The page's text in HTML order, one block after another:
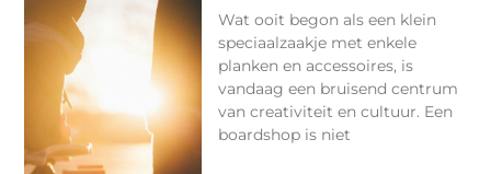
Wat ooit begon als een klein
speciaalzaakje met enkele
planken en accessoires, is
vandaag een bruisend centrum
van creativiteit en cultuur. Een
boardshop is niet